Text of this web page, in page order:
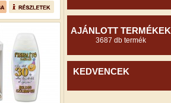
AJÁNLOTT TERMÉKEK
3687 db termék
KEDVENCEK